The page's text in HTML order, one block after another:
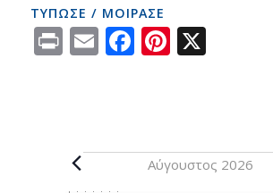
ΤΥΠΩΣΕ / ΜΟΙΡΑΣΕ
PrintEmailFacebook
Pinterest
X
Αύγουστος 2026